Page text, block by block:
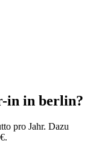
in in berlin?
pro Jahr. Dazu
€.